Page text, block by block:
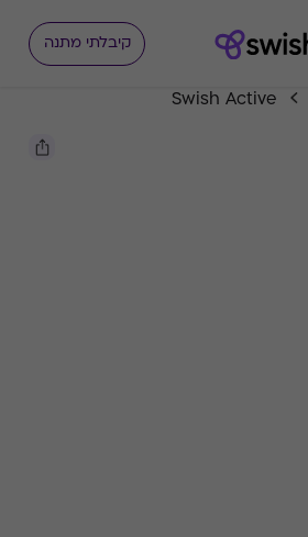
קיבלתי מתנה
Swish Active